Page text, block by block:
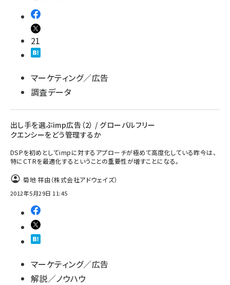
21
マーケティング／広告
調査データ
出し手を選ぶimp広告（2） / グローバルフリー
クエンシーをどう管理するか
DSPを初めとしてimpに対するアプローチが極めて高度化している昨今は、
特にCTRを最適化するということの重要性が増すことになる。
菊地 祥由（株式会社アドウェイズ）
2012年5月29日 11:45
マーケティング／広告
解説／ノウハウ